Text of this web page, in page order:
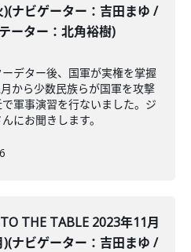
)(ナビゲーター：吉田まゆ /
ーター：北角裕樹)
ーデター後、国軍が実権を掌握
から少数民族らが国軍を攻撃
軍事演習を行ないました。ジ
にお聞きします。
THE TABLE 2023年11月
)(ナビゲーター：吉田まゆ /